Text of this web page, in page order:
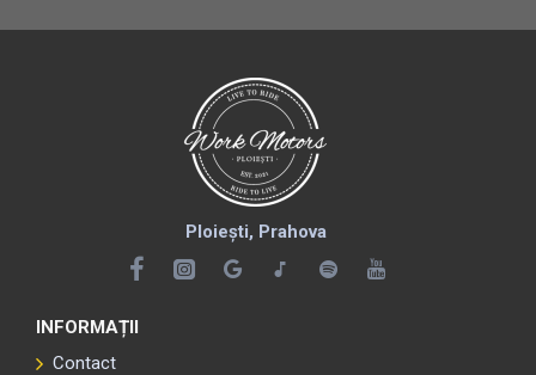
Ploiești, Prahova
INFORMAȚII
Contact